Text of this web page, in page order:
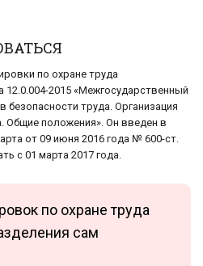
по охране труда
12.0.004-2015 «Межгосударственный
безопасности труда. Организация
Общие положения». Он введен в
от 09 июня 2016 года № 600-ст.
с 01 марта 2017 года.
по охране труда
сам